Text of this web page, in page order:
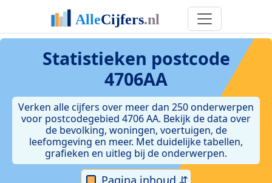
Statistieken postcode
4706AA
Verken alle cijfers over meer dan 250 onderwerpen
voor postcodegebied 4706 AA. Bekijk de data over
de bevolking, woningen, voertuigen, de
leefomgeving en meer. Met duidelijke tabellen,
grafieken en uitleg bij de onderwerpen.
Pagina inhoud ⇵